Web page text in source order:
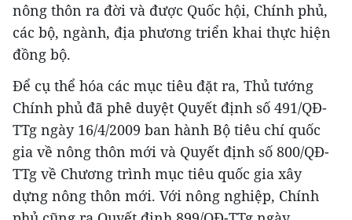
nông thôn ra đời và được Quốc hội, Chính phủ,
các bộ, ngành, địa phương triển khai thực hiện
đồng bộ.
Để cụ thể hóa các mục tiêu đặt ra, Thủ tướng
Chính phủ đã phê duyệt Quyết định số 491/QĐ-
TTg ngày 16/4/2009 ban hành Bộ tiêu chí quốc
gia về nông thôn mới và Quyết định số 800/QĐ-
TTg về Chương trình mục tiêu quốc gia xây
dựng nông thôn mới. Với nông nghiệp, Chính